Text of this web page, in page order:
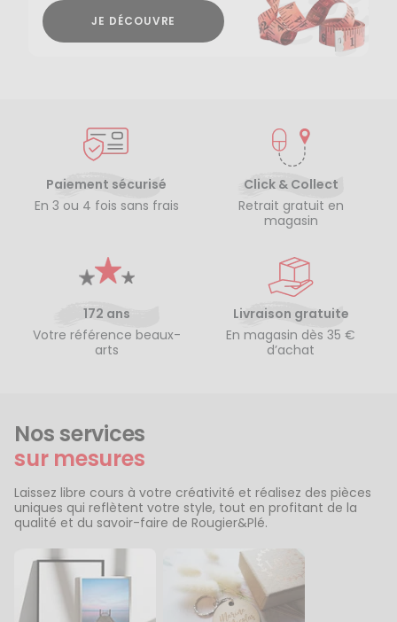
JE DÉCOUVRE
Paiement sécurisé
En 3 ou 4 fois sans frais
Click & Collect
Retrait gratuit en
magasin
172 ans
Votre référence beaux-
arts
Livraison gratuite
En magasin dès 35 €
d’achat
Nos services
sur mesures
Laissez libre cours à votre créativité et réalisez des pièces
uniques qui reflètent votre style, tout en profitant de la
qualité et du savoir-faire de Rougier&Plé.